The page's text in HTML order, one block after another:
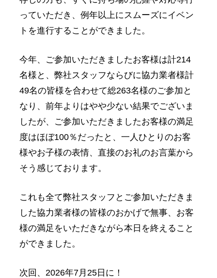
っていただき、例年以上にスムーズにイベン
トを進行することができました。
今年、ご参加いただきましたお客様は計214
名様と、弊社スタッフならびに協力業者様計
49名の皆様を合わせて総263名様のご参加と
なり、前年よりはやや少ない結果でございま
したが、ご参加いただきましたお客様の満足
度はほぼ100％だったと、一人ひとりのお客
様やお子様の表情、直接のお礼のお言葉から
そう感じております。
これも全て弊社スタッフとご参加いただきま
した協力業者様の皆様のおかげで無事、お客
様の満足をいただきながら本日を終えること
ができました。
次回、2026年7月25日に！